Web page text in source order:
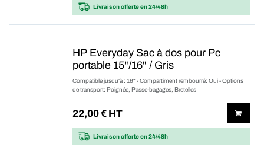
Livraison offerteen 24/48h
HP Everyday Sac à dos pour Pc
portable 15"/16" / Gris
Compatible jusqu'à : 16" - Compartiment rembourré: Oui - Options
de transport: Poignée, Passe-bagages, Bretelles
22,00€ HT
Livraison offerteen 24/48h